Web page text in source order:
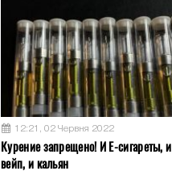
12:21, 02 Червня 2022
Курение запрещено! И Е-сигареты, и
вейп, и кальян